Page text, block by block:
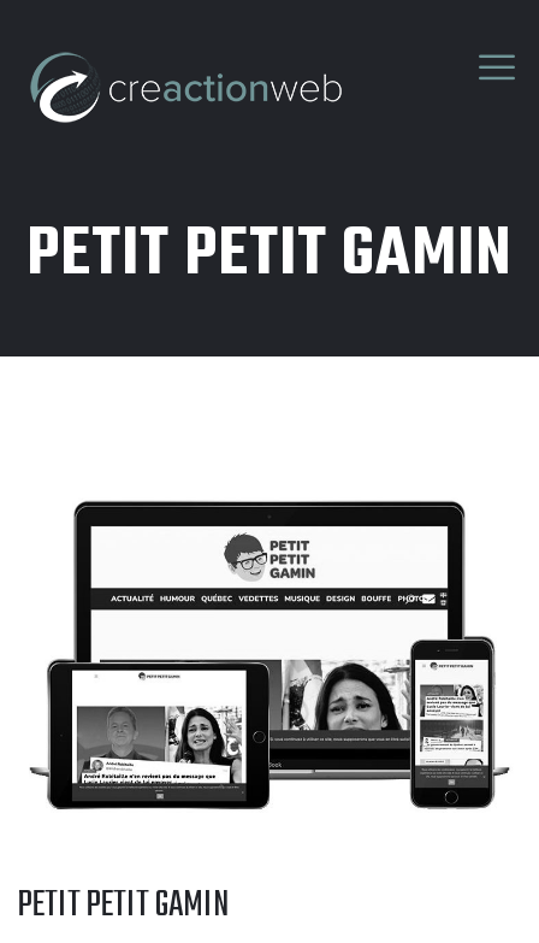
PETIT PETIT GAMIN
PETIT PETIT GAMIN